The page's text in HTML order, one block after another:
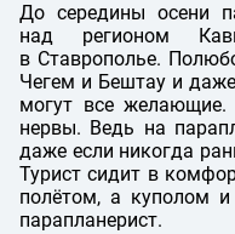
До середины осени
над регионом
в Ставрополье.
Чегем и Бештау и
могут все желающие.
нервы. Ведь на
даже если никогда
Турист сидит в
полётом, а куполом
парапланерист.